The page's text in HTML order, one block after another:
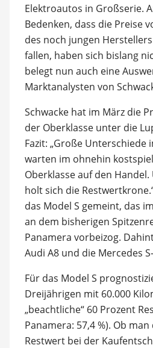
Elektroautos in Großserie.
Bedenken, dass die Preise
des noch jungen
fallen, haben sich bislang
belegt nun auch eine
Marktanalysten von
Schwacke hat im März die
der Oberklasse unter die
Fazit: „Große Unterschiede
warten im ohnehin
Oberklasse auf den
holt sich die
das Model S gemeint, das
an dem bisherigen
Panamera vorbeizog.
Audi A8 und die Mercedes
Für das Model S
Dreijährigen mit 60.000
„beachtliche“ 60 Prozent
Panamera: 57,4 %). Ob
Restwert bei der